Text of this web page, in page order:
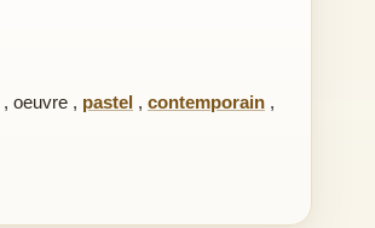
, oeuvre , pastel , contemporain ,